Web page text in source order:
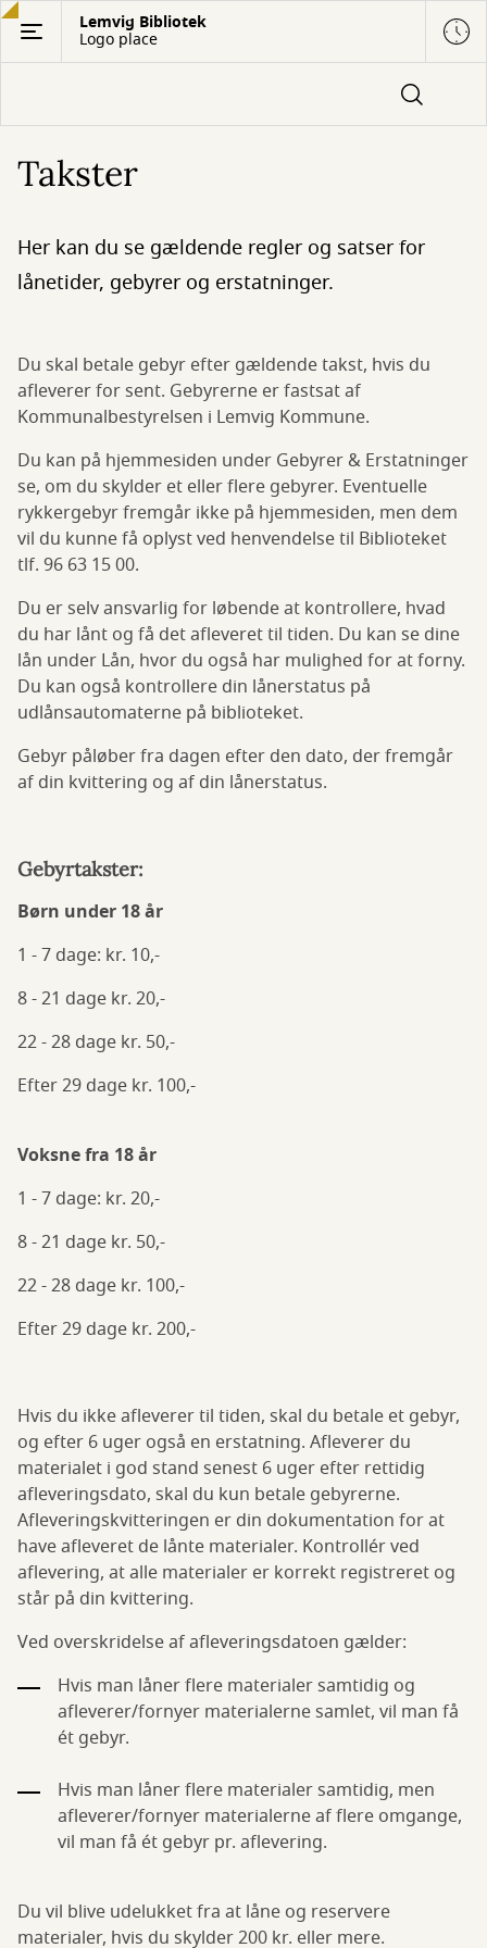
Gå
hovedindhold
Lemvig Bibliotek
Logo place
Takster
Her kan du se gældende regler og satser for
lånetider, gebyrer og erstatninger.
Du skal betale gebyr efter gældende takst, hvis du
afleverer for sent. Gebyrerne er fastsat af
Kommunalbestyrelsen i Lemvig Kommune.
Du kan på hjemmesiden under Gebyrer & Erstatninger
se, om du skylder et eller flere gebyrer. Eventuelle
rykkergebyr fremgår ikke på hjemmesiden, men dem
vil du kunne få oplyst ved henvendelse til Biblioteket
tlf. 96 63 15 00.
Du er selv ansvarlig for løbende at kontrollere, hvad
du har lånt og få det afleveret til tiden. Du kan se dine
lån under Lån, hvor du også har mulighed for at forny.
Du kan også kontrollere din lånerstatus på
udlånsautomaterne på biblioteket.
Gebyr påløber fra dagen efter den dato, der fremgår
af din kvittering og af din lånerstatus.
Gebyrtakster:
Børn under 18 år
1 - 7 dage: kr. 10,-
8 - 21 dage kr. 20,-
22 - 28 dage kr. 50,-
Efter 29 dage kr. 100,-
Voksne fra 18 år
1 - 7 dage: kr. 20,-
8 - 21 dage kr. 50,-
22 - 28 dage kr. 100,-
Efter 29 dage kr. 200,-
Hvis du ikke afleverer til tiden, skal du betale et gebyr,
og efter 6 uger også en erstatning. Afleverer du
materialet i god stand senest 6 uger efter rettidig
afleveringsdato, skal du kun betale gebyrerne.
Afleveringskvitteringen er din dokumentation for at
have afleveret de lånte materialer. Kontrollér ved
aflevering, at alle materialer er korrekt registreret og
står på din kvittering.
Ved overskridelse af afleveringsdatoen gælder:
Hvis man låner flere materialer samtidig og
afleverer/fornyer materialerne samlet, vil man få
ét gebyr.
Hvis man låner flere materialer samtidig, men
afleverer/fornyer materialerne af flere omgange,
vil man få ét gebyr pr. aflevering.
Du vil blive udelukket fra at låne og reservere
materialer, hvis du skylder 200 kr. eller mere.